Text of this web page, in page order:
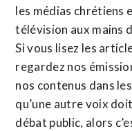
les médias chrétiens
télévision aux mains
Si vous lisez les
regardez nos
nos contenus dans
qu’une autre voix
débat public, alors